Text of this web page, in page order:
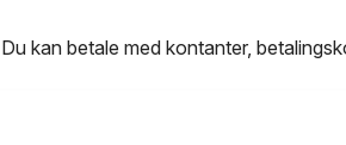
Du kan betale med kontanter,